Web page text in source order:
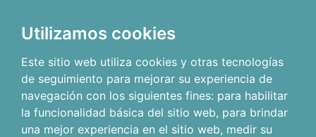
Utilizamos cookies
Este sitio web utiliza cookies y otras tecnologías
de seguimiento para mejorar su experiencia de
navegación con los siguientes fines: para habilitar
la funcionalidad básica del sitio web, para brindar
una mejor experiencia en el sitio web, medir su